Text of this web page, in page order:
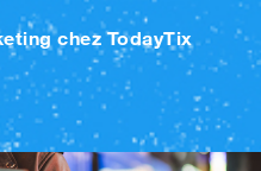
chez TodayTix